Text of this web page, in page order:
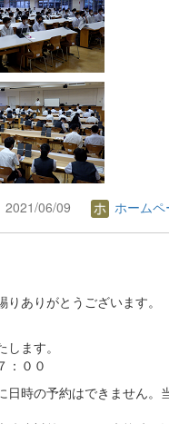
2021/06/09 ホーム
ありがとうございます。
ます。
００
日時の予約はできません。